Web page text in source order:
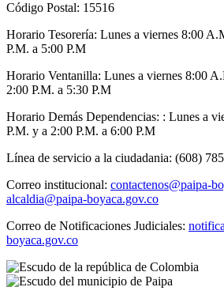
Código Postal: 15516
Horario Tesorería: Lunes a viernes 8:00
P.M. a 5:00 P.M
Horario Ventanilla: Lunes a viernes 8:00
2:00 P.M. a 5:30 P.M
Horario Demás Dependencias: : Lunes a
P.M. y a 2:00 P.M. a 6:00 P.M
Línea de servicio a la ciudadania: (608)
Correo institucional: contactenos@paipa-
alcaldia@paipa-boyaca.gov.co
Correo de Notificaciones Judiciales:
boyaca.gov.co